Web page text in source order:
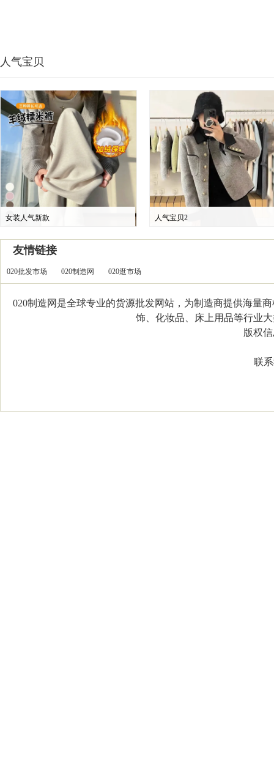
人气宝贝
女装人气新款 人气宝贝2
友情链接
020批发市场 020制造网 020逛市场
020制造网是全球专业的货源批发网站，为制造商提供海量
饰、化妆品、床上用品等行业
版权信
联